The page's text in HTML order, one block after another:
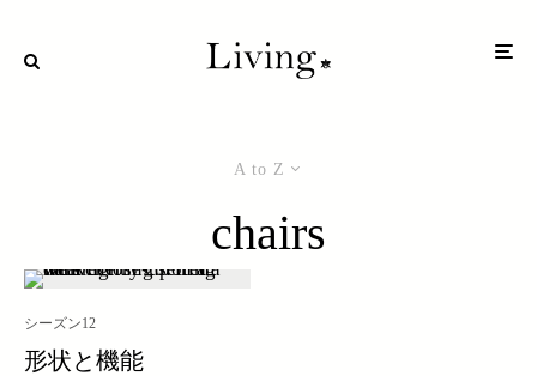
A to Z
chairs
シーズン12
形状と機能